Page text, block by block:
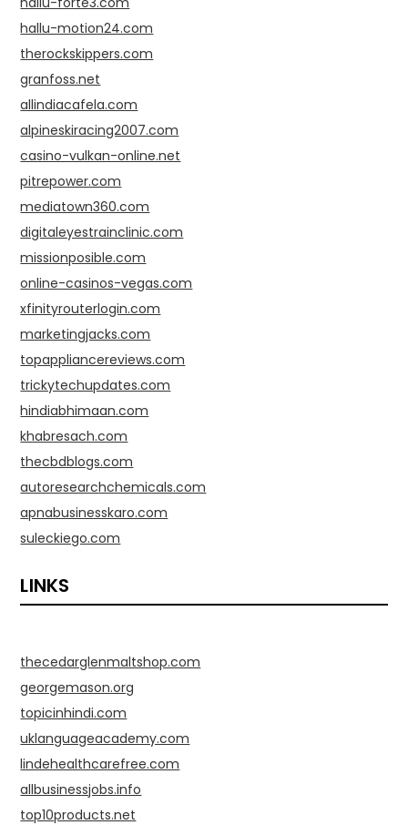
hallu-motion24.com
therockskippers.com
granfoss.net
allindiacafela.com
alpineskiracing2007.com
casino-vulkan-online.net
pitrepower.com
mediatown360.com
digitaleyestrainclinic.com
missionposible.com
online-casinos-vegas.com
xfinityrouterlogin.com
marketingjacks.com
topappliancereviews.com
trickytechupdates.com
hindiabhimaan.com
khabresach.com
thecbdblogs.com
autoresearchchemicals.com
apnabusinesskaro.com
suleckiego.com
LINKS
thecedarglenmaltshop.com
georgemason.org
topicinhindi.com
uklanguageacademy.com
lindehealthcarefree.com
allbusinessjobs.info
top10products.net